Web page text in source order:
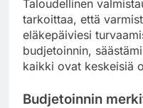
Taloudellinen
tarkoittaa, että
eläkepäiviesi
budjetoinnin,
kaikki ovat keskeisiä
Budjetoinnin